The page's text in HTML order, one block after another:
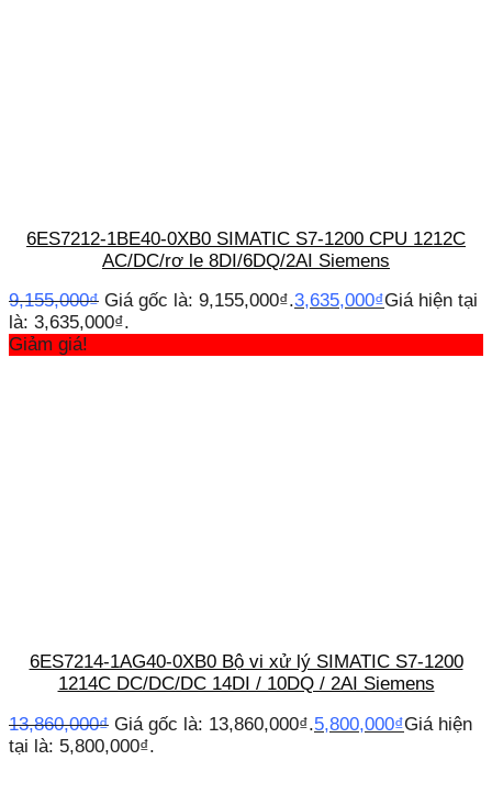
6ES7212-1BE40-0XB0 SIMATIC S7-1200 CPU 1212C
AC/DC/rơ le 8DI/6DQ/2AI Siemens
9,155,000₫ Giá gốc là: 9,155,000₫.3,635,000₫Giá hiện tại
là: 3,635,000₫.
Giảm giá!
6ES7214-1AG40-0XB0 Bộ vi xử lý SIMATIC S7-1200
1214C DC/DC/DC 14DI / 10DQ / 2AI Siemens
13,860,000₫ Giá gốc là: 13,860,000₫.5,800,000₫Giá hiện
tại là: 5,800,000₫.